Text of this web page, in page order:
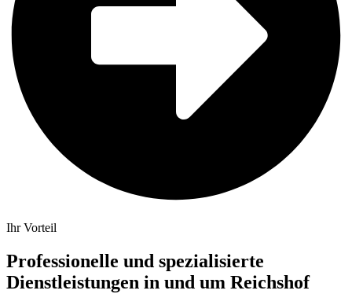
Ihr Vorteil
Professionelle und spezialisierte
Dienstleistungen in und um Reichshof